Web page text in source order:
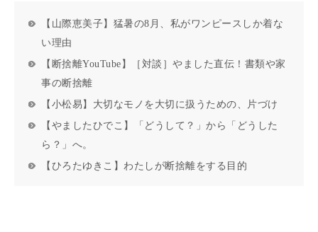
【山際恵美子】猛暑の8月、私がワンピースしか着な
い理由
【断捨離YouTube】［対談］やました直伝！書類や家
事の断捨離
【小松易】大切なモノを大切に扱うための、片づけ
【やましたひでこ】「どうして？」から「どうした
ら？」へ。
【ひろたゆきこ】わたしが断捨離をする目的